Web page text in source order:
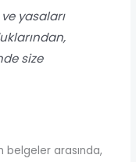
yasaları
size
belgeler arasında,